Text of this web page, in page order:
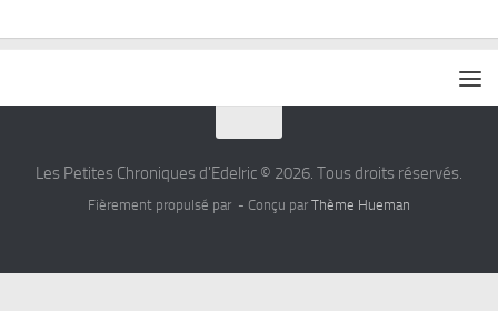
Les Petites Chroniques d'Edelric © 2026. Tous droits réservés.
Fièrement propulsé par - Conçu par Thème Hueman